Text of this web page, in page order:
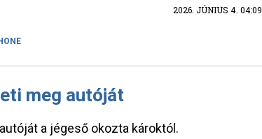
2026. JÚNIUS 4. 04:09
meg autóját
a jégeső okozta károktól.